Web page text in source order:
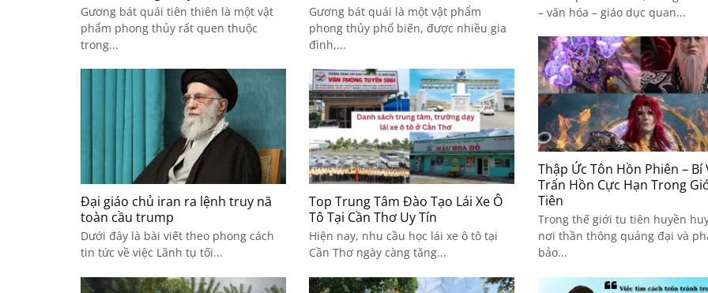
Gương bát quái tiên thiên là một vật
phẩm phong thủy rất quen thuộc
trong...
Gương bát quái là một vật phẩm
phong thủy phổ biến, được nhiều gia
đình,...
– văn hóa – giáo dục quan...
Thập Ức Tôn Hồn Phiên – Bí
Trấn Hồn Cực Hạn Trong
Tiên
Trong thế giới tu tiên huyền
nơi thần thông quảng đại và
bảo...
Đại giáo chủ iran ra lệnh truy nã
toàn cầu trump
Dưới đây là bài viết theo phong cách
tin tức về việc Lãnh tụ tối...
Top Trung Tâm Đào Tạo Lái Xe Ô
Tô Tại Cần Thơ Uy Tín
Hiện nay, nhu cầu học lái xe ô tô tại
Cần Thơ ngày càng tăng...